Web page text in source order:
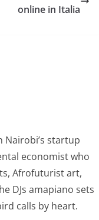
online in Italia
Nairobi’s startup
economist who
Afrofuturist art,
DJs amapiano sets
calls by heart.